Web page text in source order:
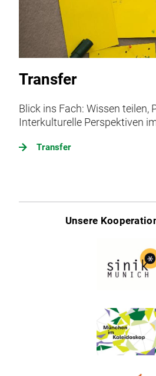
Transfer
Blick ins Fach: Wissen teilen,
Interkulturelle Perspektiven
Transfer
Unsere